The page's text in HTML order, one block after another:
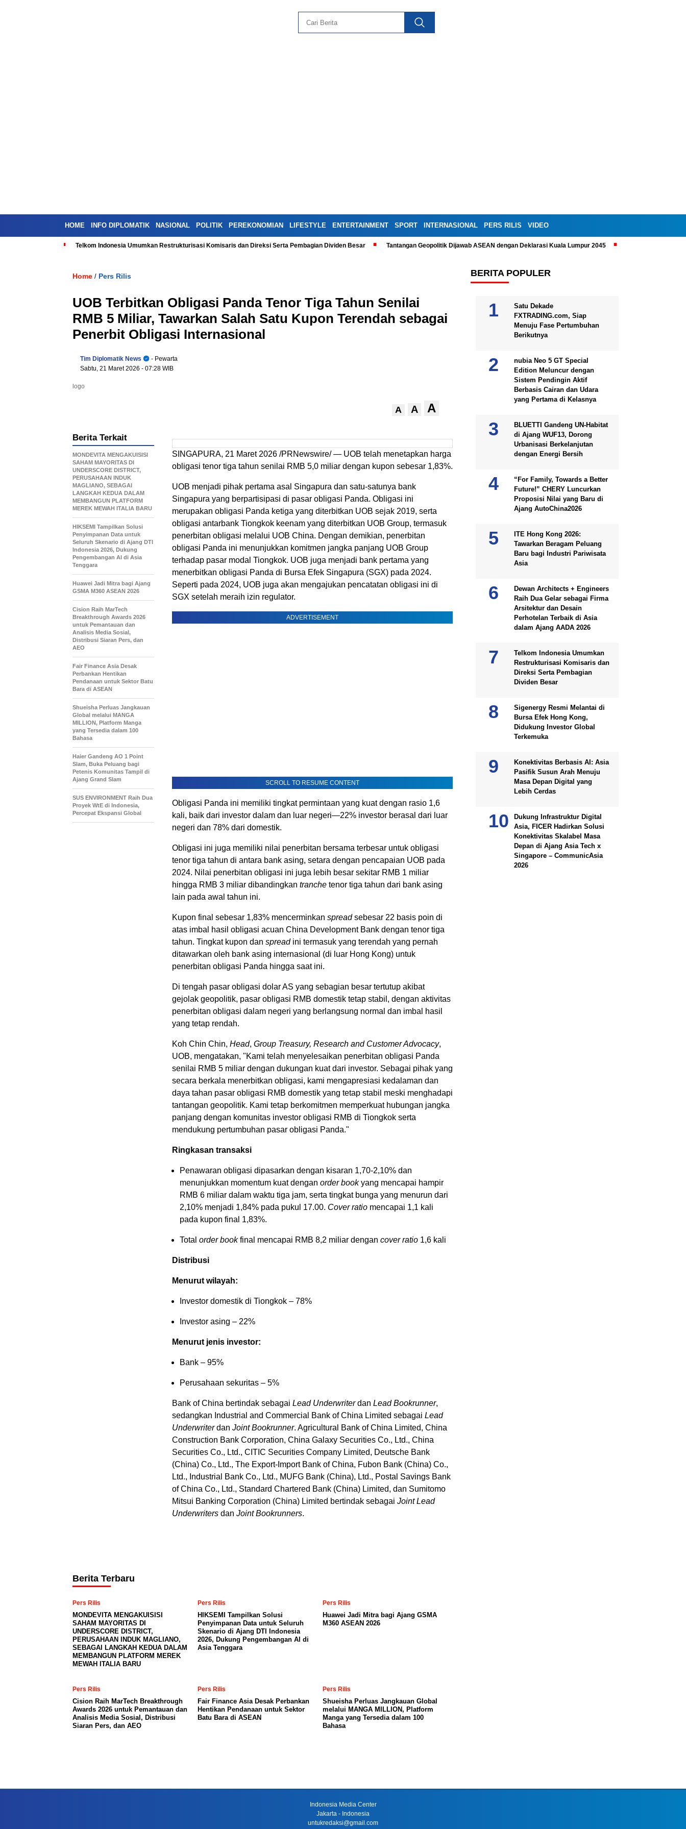
HOME INFO DIPLOMATIK NASIONAL POLITIK PEREKONOMIAN LIFESTYLE ENTERTAINMENT SPORT INTERNASIONAL PERS RILIS VIDEO
Telkom Indonesia Umumkan Restrukturisasi Komisaris dan Direksi Serta Pembagian Dividen Besar Tantangan Geopolitik Dijawab ASEAN dengan Deklarasi Kuala Lumpur 2045
Home / Pers Rilis
UOB Terbitkan Obligasi Panda Tenor Tiga Tahun Senilai
RMB 5 Miliar, Tawarkan Salah Satu Kupon Terendah sebagai
Penerbit Obligasi Internasional
Tim Diplomatik News
- Pewarta
Sabtu, 21 Maret 2026 - 07:28 WIB
logo
A A A
SINGAPURA, 21 Maret 2026 /PRNewswire/ — UOB telah menetapkan harga
obligasi tenor tiga tahun senilai RMB 5,0 miliar dengan kupon sebesar 1,83%.
UOB menjadi pihak pertama asal Singapura dan satu-satunya bank
Singapura yang berpartisipasi di pasar obligasi Panda. Obligasi ini
merupakan obligasi Panda ketiga yang diterbitkan UOB sejak 2019, serta
obligasi antarbank Tiongkok keenam yang diterbitkan UOB Group, termasuk
penerbitan obligasi melalui UOB China. Dengan demikian, penerbitan
obligasi Panda ini menunjukkan komitmen jangka panjang UOB Group
terhadap pasar modal Tiongkok. UOB juga menjadi bank pertama yang
menerbitkan obligasi Panda di Bursa Efek Singapura (SGX) pada 2024.
Seperti pada 2024, UOB juga akan mengajukan pencatatan obligasi ini di
SGX setelah meraih izin regulator.
ADVERTISEMENT
SCROLL TO RESUME CONTENT
Obligasi Panda ini memiliki tingkat permintaan yang kuat dengan rasio 1,6
kali, baik dari investor dalam dan luar negeri—22% investor berasal dari luar
negeri dan 78% dari domestik.
Obligasi ini juga memiliki nilai penerbitan bersama terbesar untuk obligasi
tenor tiga tahun di antara bank asing, setara dengan pencapaian UOB pada
2024. Nilai penerbitan obligasi ini juga lebih besar sekitar RMB 1 miliar
hingga RMB 3 miliar dibandingkan tranche tenor tiga tahun dari bank asing
lain pada awal tahun ini.
Kupon final sebesar 1,83% mencerminkan spreadsebesar 22 basis poin di
atas imbal hasil obligasi acuan China Development Bank dengan tenor tiga
tahun. Tingkat kupon dan spreadini termasuk yang terendah yang pernah
ditawarkan oleh bank asing internasional (di luar Hong Kong) untuk
penerbitan obligasi Panda hingga saat ini.
Di tengah pasar obligasi dolar AS yang sebagian besar tertutup akibat
gejolak geopolitik, pasar obligasi RMB domestik tetap stabil, dengan aktivitas
penerbitan obligasi dalam negeri yang berlangsung normal dan imbal hasil
yang tetap rendah.
Koh Chin Chin, Head, Group Treasury, Research and Customer Advocacy,
UOB, mengatakan, "Kami telah menyelesaikan penerbitan obligasi Panda
senilai RMB 5 miliar dengan dukungan kuat dari investor. Sebagai pihak yang
secara berkala menerbitkan obligasi, kami mengapresiasi kedalaman dan
daya tahan pasar obligasi RMB domestik yang tetap stabil meski menghadapi
tantangan geopolitik. Kami tetap berkomitmen memperkuat hubungan jangka
panjang dengan komunitas investor obligasi RMB di Tiongkok serta
mendukung pertumbuhan pasar obligasi Panda."
Ringkasan transaksi
Penawaran obligasi dipasarkan dengan kisaran 1,70-2,10% dan
menunjukkan momentum kuat dengan order bookyang mencapai hampir
RMB 6 miliar dalam waktu tiga jam, serta tingkat bunga yang menurun dari
2,10% menjadi 1,84% pada pukul 17.00. Cover ratio mencapai 1,1 kali
pada kupon final 1,83%.
Total order bookfinal mencapai RMB 8,2 miliar dengan cover ratio 1,6 kali
Distribusi
Menurut wilayah:
Investor domestik di Tiongkok – 78%
Investor asing – 22%
Menurut jenis investor:
Bank – 95%
Perusahaan sekuritas – 5%
Bank of China bertindak sebagai Lead Underwriterdan Lead Bookrunner,
sedangkan Industrial and Commercial Bank of China Limited sebagai Lead
Underwriterdan Joint Bookrunner. Agricultural Bank of China Limited, China
Construction Bank Corporation, China Galaxy Securities Co., Ltd., China
Securities Co., Ltd., CITIC Securities Company Limited, Deutsche Bank
(China) Co., Ltd., The Export-Import Bank of China, Fubon Bank (China) Co.,
Ltd., Industrial Bank Co., Ltd., MUFG Bank (China), Ltd., Postal Savings Bank
of China Co., Ltd., Standard Chartered Bank (China) Limited, dan Sumitomo
Mitsui Banking Corporation (China) Limited bertindak sebagai Joint Lead
Underwriters dan Joint Bookrunners.
Berita Terkait
MONDEVITA MENGAKUISISI
SAHAM MAYORITAS DI
UNDERSCORE DISTRICT,
PERUSAHAAN INDUK
MAGLIANO, SEBAGAI
LANGKAH KEDUA DALAM
MEMBANGUN PLATFORM
MEREK MEWAH ITALIA BARU
HIKSEMI Tampilkan Solusi
Penyimpanan Data untuk
Seluruh Skenario di Ajang DTI
Indonesia 2026, Dukung
Pengembangan AI di Asia
Tenggara
Huawei Jadi Mitra bagi Ajang
GSMA M360 ASEAN 2026
Cision Raih MarTech
Breakthrough Awards 2026
untuk Pemantauan dan
Analisis Media Sosial,
Distribusi Siaran Pers, dan
AEO
Fair Finance Asia Desak
Perbankan Hentikan
Pendanaan untuk Sektor Batu
Bara di ASEAN
Shueisha Perluas Jangkauan
Global melalui MANGA
MILLION, Platform Manga
yang Tersedia dalam 100
Bahasa
Haier Gandeng AO 1 Point
Slam, Buka Peluang bagi
Petenis Komunitas Tampil di
Ajang Grand Slam
SUS ENVIRONMENT Raih Dua
Proyek WtE di Indonesia,
Percepat Ekspansi Global
Berita Terbaru
Pers Rilis
MONDEVITA MENGAKUISISI
SAHAM MAYORITAS DI
UNDERSCORE DISTRICT,
PERUSAHAAN INDUK MAGLIANO,
SEBAGAI LANGKAH KEDUA DALAM
MEMBANGUN PLATFORM MEREK
MEWAH ITALIA BARU
Pers Rilis
HIKSEMI Tampilkan Solusi
Penyimpanan Data untuk Seluruh
Skenario di Ajang DTI Indonesia
2026, Dukung Pengembangan AI di
Asia Tenggara
Pers Rilis
Huawei Jadi Mitra bagi Ajang GSMA
M360 ASEAN 2026
Pers Rilis
Cision Raih MarTech Breakthrough
Awards 2026 untuk Pemantauan dan
Analisis Media Sosial, Distribusi
Siaran Pers, dan AEO
Pers Rilis
Fair Finance Asia Desak Perbankan
Hentikan Pendanaan untuk Sektor
Batu Bara di ASEAN
Pers Rilis
Shueisha Perluas Jangkauan Global
melalui MANGA MILLION, Platform
Manga yang Tersedia dalam 100
Bahasa
BERITA POPULER
Satu Dekade
FXTRADING.com, Siap
Menuju Fase Pertumbuhan
Berikutnya
nubia Neo 5 GT Special
Edition Meluncur dengan
Sistem Pendingin Aktif
Berbasis Cairan dan Udara
yang Pertama di Kelasnya
BLUETTI Gandeng UN-Habitat
di Ajang WUF13, Dorong
Urbanisasi Berkelanjutan
dengan Energi Bersih
“For Family, Towards a Better
Future!” CHERY Luncurkan
Proposisi Nilai yang Baru di
Ajang AutoChina2026
ITE Hong Kong 2026:
Tawarkan Beragam Peluang
Baru bagi Industri Pariwisata
Asia
Dewan Architects + Engineers
Raih Dua Gelar sebagai Firma
Arsitektur dan Desain
Perhotelan Terbaik di Asia
dalam Ajang AADA 2026
Telkom Indonesia Umumkan
Restrukturisasi Komisaris dan
Direksi Serta Pembagian
Dividen Besar
Sigenergy Resmi Melantai di
Bursa Efek Hong Kong,
Didukung Investor Global
Terkemuka
Konektivitas Berbasis AI: Asia
Pasifik Susun Arah Menuju
Masa Depan Digital yang
Lebih Cerdas
Dukung Infrastruktur Digital
Asia, FICER Hadirkan Solusi
Konektivitas Skalabel Masa
Depan di Ajang Asia Tech x
Singapore – CommunicAsia
2026
Indonesia Media Center
Jakarta - Indonesia
untukredaksi@gmail.com